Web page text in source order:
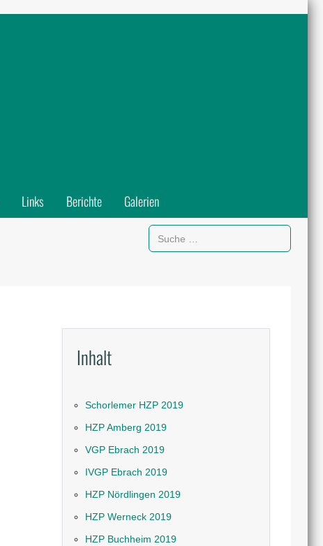
Links Berichte Galerien
Suchen
Inhalt
Schorlemer HZP 2019
HZP Amberg 2019
VGP Ebrach 2019
IVGP Ebrach 2019
HZP Nördlingen 2019
HZP Werneck 2019
HZP Buchheim 2019